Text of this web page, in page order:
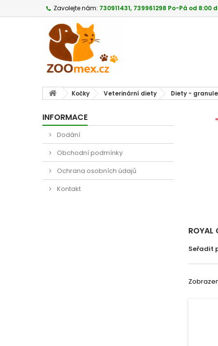
Zavolejte nám: 730911431, 739961298 Po-Pá od 8:00
Kočky Veterinární diety Diety - granule
INFORMACE
Dodání
Obchodní podmínky
Ochrana osobních údajů
Kontakt
ROYAL
Seřadit